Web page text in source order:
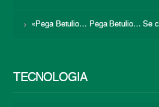
«Pega Betulio… Pega Betulio… Se
TECNOLOGÍA